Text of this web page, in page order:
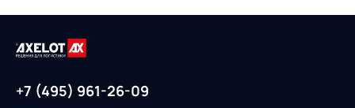
+7 (495) 961-26-09